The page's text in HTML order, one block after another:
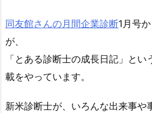
同友館さんの月間企業診断1月号
が、
「とある診断士の成長日記」と
載をやっています。
新米診断士が、いろんな出来事や